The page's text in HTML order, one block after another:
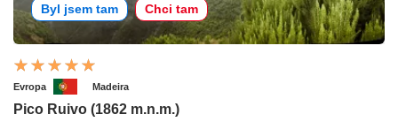
Byl jsem tam Chci tam
Evropa Madeira
Pico Ruivo (1862 m.n.m.)